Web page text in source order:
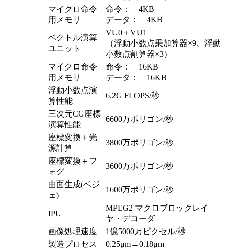
マイクロ命令
用メモリ
命令： 4KB
データ： 4KB
ベクトル演算
ユニット
VU0＋VU1
（浮動小数点乗加算器×9、浮動
小数点割算器×3）
マイクロ命令
用メモリ
命令： 16KB
データ： 16KB
浮動小数点演
算性能
6.2G FLOPS/秒
三次元CG座標
演算性能
6600万ポリゴン/秒
座標変換＋光
源計算
3800万ポリゴン/秒
座標変換＋フ
ォグ
3600万ポリゴン/秒
曲面生成(ベジ
ェ)
1600万ポリゴン/秒
IPU
MPEG2 マクロブロックレイ
ヤ・デコーダ
画像処理速度
1億5000万ピクセル/秒
製造プロセス
0.25μm→0.18μm